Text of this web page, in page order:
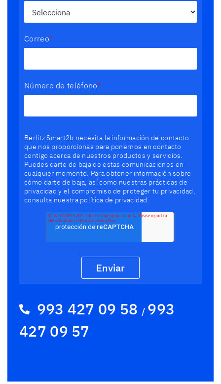
En qué Estado del país te encuentras?
Berlitz Smart2b necesita la información de contacto
que nos proporcionas para ponernos en contacto
contigo acerca de nuestros productos y servicios.
Puedes darte de baja de estas comunicaciones en
cualquier momento. Para obtener información sobre
privacidad y el compromiso de proteger tu privacidad,
consulta nuestra política de privacidad.
993 427 09 58